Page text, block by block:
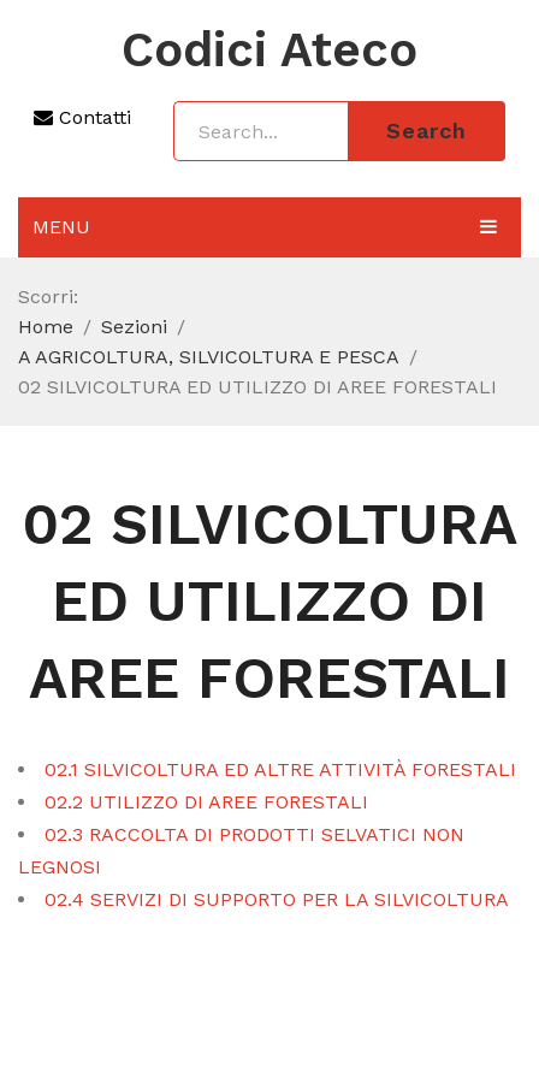
Codici Ateco
Contatti
Search
MENU
AGGIORNAMENTO 2025
SEZIONI
CODICE ATECO A COSA SERVE
Scorri:
Home
Sezioni
A AGRICOLTURA, SILVICOLTURA E PESCA
02 SILVICOLTURA ED UTILIZZO DI AREE FORESTALI
02 SILVICOLTURA
ED UTILIZZO DI
AREE FORESTALI
02.1 SILVICOLTURA ED ALTRE ATTIVITÀ FORESTALI
02.2 UTILIZZO DI AREE FORESTALI
02.3 RACCOLTA DI PRODOTTI SELVATICI NON
LEGNOSI
02.4 SERVIZI DI SUPPORTO PER LA SILVICOLTURA